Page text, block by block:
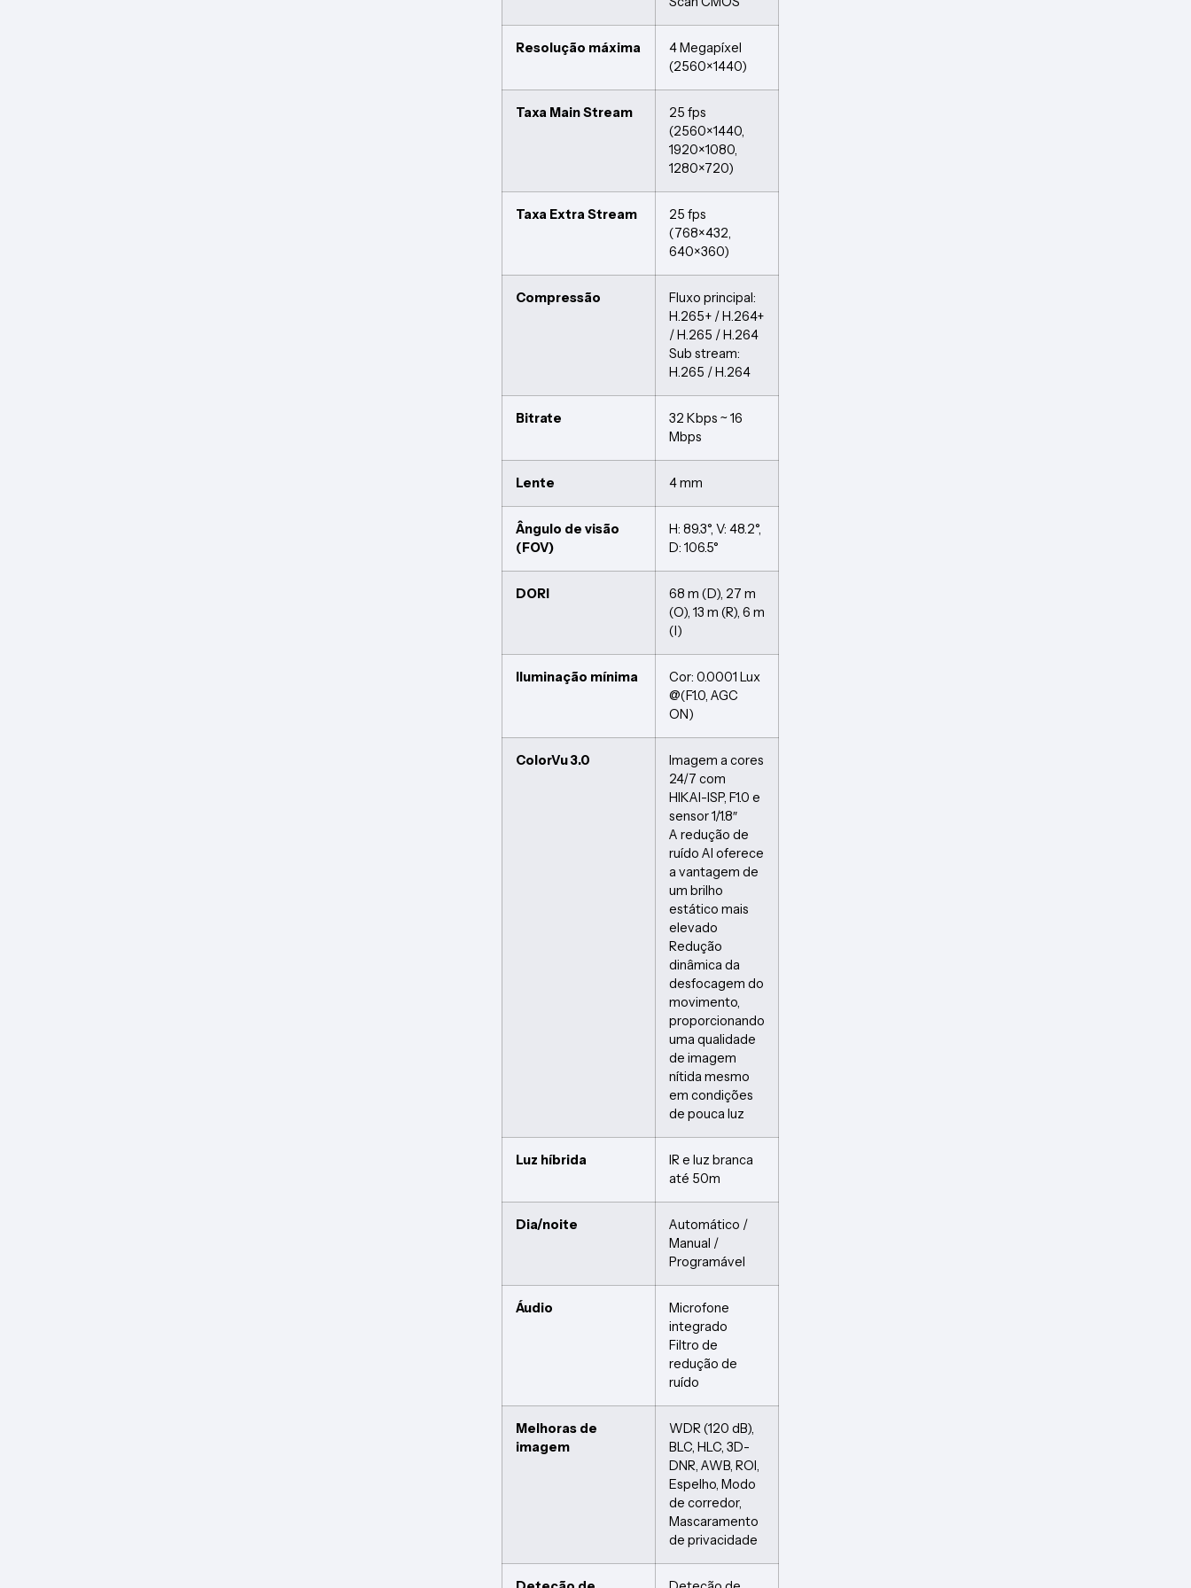
Resolução máxima
4 Megapíxel
(2560×1440)
Taxa Main Stream
25 fps
(2560×1440,
1920×1080,
1280×720)
Taxa Extra Stream
25 fps
(768×432,
640×360)
Compressão
Fluxo principal:
H.265+ / H.264+
/ H.265 / H.264
Sub stream:
H.265 / H.264
Bitrate
32 Kbps ~ 16
Mbps
Lente 4 mm
Ângulo de visão
(FOV)
H: 89.3°, V: 48.2°,
D: 106.5°
DORI
68 m (D), 27 m
(O), 13 m (R), 6 m
(I)
Iluminação mínima
Cor: 0.0001 Lux
@(F1.0, AGC
ON)
ColorVu 3.0
Imagem a cores
24/7 com
HIKAI-ISP, F1.0 e
sensor 1/1.8″
A redução de
ruído AI oferece
a vantagem de
um brilho
estático mais
elevado
Redução
dinâmica da
desfocagem do
movimento,
proporcionando
uma qualidade
de imagem
nítida mesmo
em condições
de pouca luz
Luz híbrida
IR e luz branca
até 50m
Dia/noite
Automático /
Manual /
Programável
Áudio
Microfone
integrado
Filtro de
redução de
ruído
Melhoras de
imagem
WDR (120 dB),
BLC, HLC, 3D-
DNR, AWB, ROI,
Espelho, Modo
de corredor,
Mascaramento
de privacidade